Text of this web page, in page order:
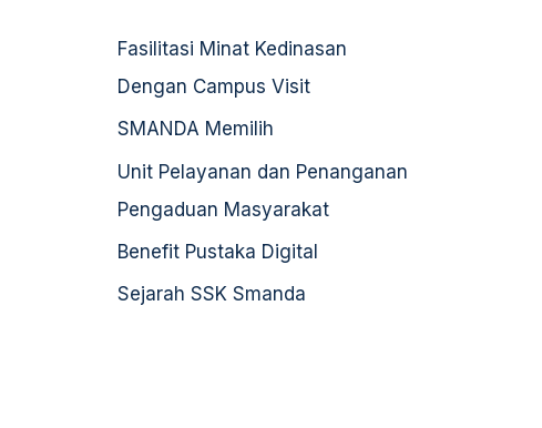
f
o
r
:
Fasilitasi Minat Kedinasan
Dengan Campus Visit
SMANDA Memilih
Unit Pelayanan dan Penanganan
Pengaduan Masyarakat
Benefit Pustaka Digital
Sejarah SSK Smanda